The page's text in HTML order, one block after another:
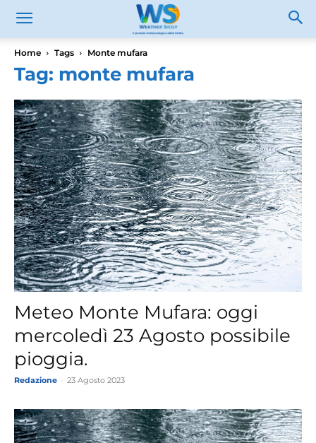
Home Tags Monte mufara
Tag: monte mufara
Meteo Monte Mufara: oggi
mercoledì 23 Agosto possibile
pioggia.
Redazione 23 Agosto 2023